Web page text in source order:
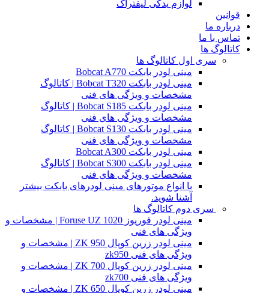
لوازم یدکی لیفتراک
قوانین
درباره ما
تماس با ما
کاتالوگ ها
سری اول کاتالوگ ها
مینی لودر بابکت Bobcat A770
مینی لودر بابکت Bobcat T320 | کاتالوگ
مشخصات و ویژگی های فنی
مینی لودر بابکت Bobcat S185 | کاتالوگ
مشخصات و ویژگی های فنی
مینی لودر بابکت Bobcat S130 | کاتالوگ
مشخصات و ویژگی های فنی
مینی لودر بابکت Bobcat A300
مینی لودر بابکت Bobcat S300 | کاتالوگ
مشخصات و ویژگی های فنی
با انواع موتورهای مینی لودرهای بابکت بیشتر
آشنا شوید.
سری دوم کاتالوگ ها
مینی لودر فوریوز Foruse UZ 1020 | مشخصات و
ویژگی های فنی
مینی لودر زرین کوپال ZK 950 | مشخصات و
ویژگی های فنی zk950
مینی لودر زرین کوپال ZK 700 | مشخصات و
ویژگی های فنی zk700
مینی لودر زرین کوپال ZK 650 | مشخصات و